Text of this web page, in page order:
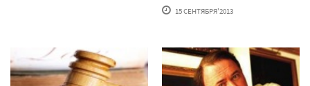
15 СЕНТЯБРЯ'2013